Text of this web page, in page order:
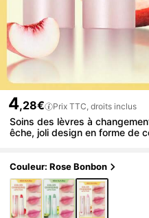
4,28€ Prix TTC, droits inclus
Soins des lèvres à
êche, joli design en forme de
n choix pour les vacances, la
e voyage, convient aux soins
Couleur: Rose Bonbon